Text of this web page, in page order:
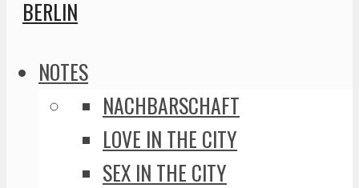
NOTES
NACHBARSCHAFT
LOVE IN THE CITY
SEX IN THE CITY